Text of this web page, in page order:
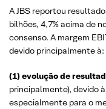
A JBS reportou
bilhões, 4,7% acima de
consenso. A margem
devido principalmente à:
(1) evolução de
principalmente), devido
especialmente para o